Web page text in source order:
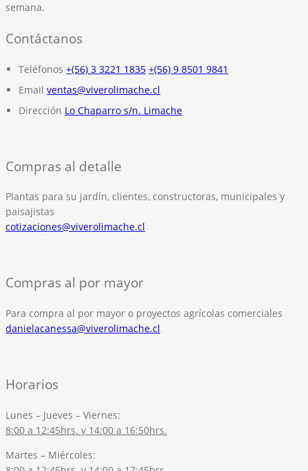
semana.
Contáctanos
Teléfonos +(56) 3 3221 1835 +(56) 9 8501 9841
Email ventas@viverolimache.cl
Dirección Lo Chaparro s/n. Limache
Compras al detalle
Plantas para su jardín, clientes, constructoras, municipales y
paisajistas
cotizaciones@viverolimache.cl
Compras al por mayor
Para compra al por mayor o proyectos agrícolas comerciales
danielacanessa@viverolimache.cl
Horarios
Lunes – Jueves – Viernes:
8:00 a 12:45hrs. y 14:00 a 16:50hrs.
Martes – Miércoles: